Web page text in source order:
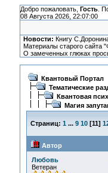
Добро пожаловать, Гость.
08 Августа 2026, 22:07:00
Новости: Книгу
Материалы старого сайта
О замеченных глюках
Квантовый Портал
Тематические
Квантовая
Магия
Страниц: 1 ... 9 10[11]
Автор
Любовь
Ветеран